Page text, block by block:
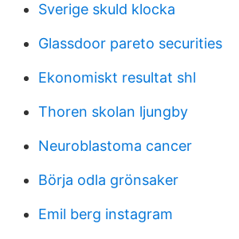
Sverige skuld klocka
Glassdoor pareto securities
Ekonomiskt resultat shl
Thoren skolan ljungby
Neuroblastoma cancer
Börja odla grönsaker
Emil berg instagram